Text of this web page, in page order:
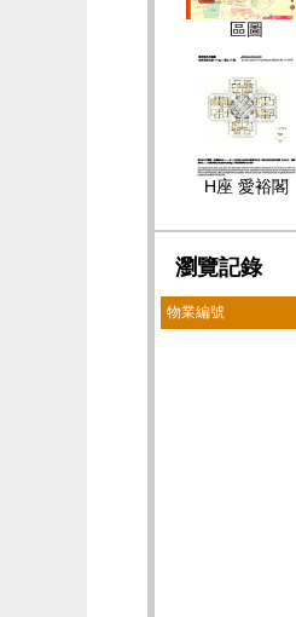
區圖
H座 愛裕閣
瀏覽記錄
物業編號